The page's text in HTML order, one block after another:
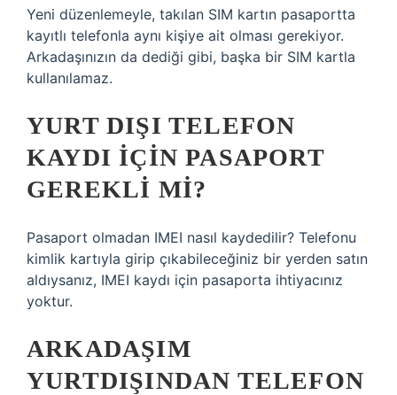
Yeni düzenlemeyle, takılan SIM kartın pasaportta
kayıtlı telefonla aynı kişiye ait olması gerekiyor.
Arkadaşınızın da dediği gibi, başka bir SIM kartla
kullanılamaz.
YURT DIŞI TELEFON
KAYDI IÇIN PASAPORT
GEREKLI MI?
Pasaport olmadan IMEI nasıl kaydedilir? Telefonu
kimlik kartıyla girip çıkabileceğiniz bir yerden satın
aldıysanız, IMEI kaydı için pasaporta ihtiyacınız
yoktur.
ARKADAŞIM
YURTDIŞINDAN TELEFON